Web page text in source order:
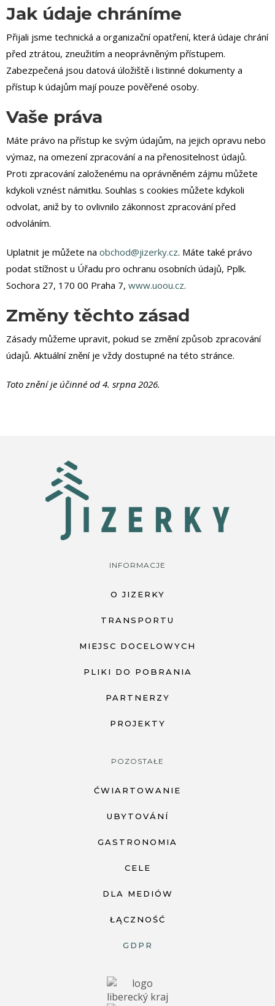
Jak údaje chráníme
Přijali jsme technická a organizační opatření, která údaje chrání
před ztrátou, zneužitím a neoprávněným přístupem.
Zabezpečená jsou datová úložiště i listinné dokumenty a
přístup k údajům mají pouze pověřené osoby.
Vaše práva
Máte právo na přístup ke svým údajům, na jejich opravu nebo
výmaz, na omezení zpracování a na přenositelnost údajů.
Proti zpracování založenému na oprávněném zájmu můžete
kdykoli vznést námitku. Souhlas s cookies můžete kdykoli
odvolat, aniž by to ovlivnilo zákonnost zpracování před
odvoláním.
Uplatnit je můžete na obchod@jizerky.cz. Máte také právo
podat stížnost u Úřadu pro ochranu osobních údajů, Pplk.
Sochora 27, 170 00 Praha 7, www.uoou.cz.
Změny těchto zásad
Zásady můžeme upravit, pokud se změní způsob zpracování
údajů. Aktuální znění je vždy dostupné na této stránce.
Toto znění je účinné od 4. srpna 2026.
INFORMACJE
O JIZERKY
TRANSPORTU
MIEJSC DOCELOWYCH
PLIKI DO POBRANIA
PARTNERZY
PROJEKTY
POZOSTAŁE
ĆWIARTOWANIE
UBYTOVÁNÍ
GASTRONOMIA
CELE
DLA MEDIÓW
ŁĄCZNOŚĆ
GDPR